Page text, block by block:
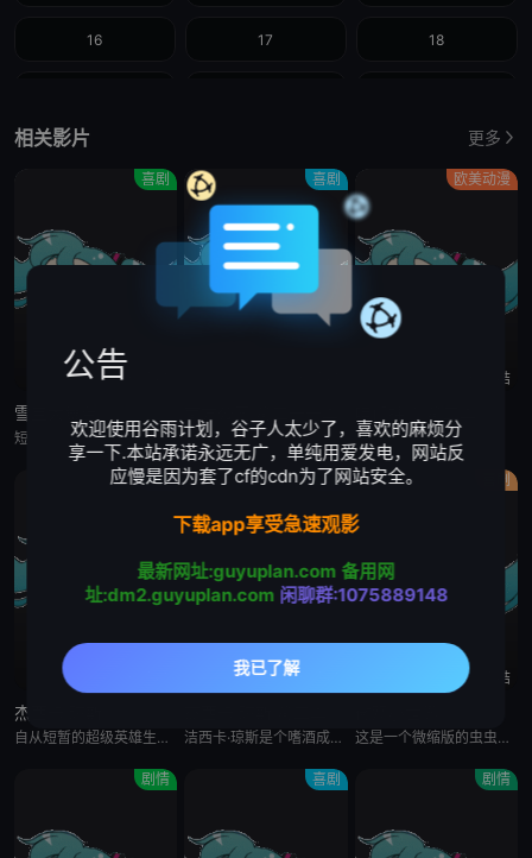
16 17 18
22
26
相关影片 更多
喜剧
雪宝大舞台
短片集中，雪宝将要模仿五部迪士尼经典动漫作品，上演歌舞秀，其中包括：《狮子王》、《小美人鱼》、《阿拉丁》、《魔发奇缘》、《海洋奇缘》。
喜剧
《辛普森一家》是美国福克斯广播公司的一部动画情景喜剧，由马特·格勒宁创作。该剧通过展现霍默、玛琦、巴特、莉萨和玛吉一家五口的生活，讽刺性地勾勒出了居住在美国心脏地带人们的生活方式。空间设定于虚构小镇春
欧美动漫
已完结
剧情
杰西卡:琼斯
自从短暂的超级英雄生涯悲剧收场后，杰西卡·琼斯成为了纽约地狱厨房地区暴躁、尖刻的私家侦探，开始重塑自己的生活和事业。但由于深受严重的创伤后应激障碍的影响，杰西卡需要对抗外压、战胜心魔，必要时还得用到她
剧情
已完结
洁西卡·琼斯是个嗜酒成性、容易发怒、生活混乱的女人，尝试在纽约市靠做私家侦探维生。她能力超强，但却被黑暗的过去阴魂不散地阻碍她成为真正的英雄。
喜剧
已完结
这是一个微缩版的虫虫世界。每个故事的主角都是小昆虫，在5分钟的时间里，通篇没有一句语言和对白，以纪录片的风格描述虫虫们的生态环境，同时又演绎出了生动幽默的故事来。爱欺负人的瓢虫、遵守交通规则的蜜蜂、喊
剧情 喜剧 剧情
公告
欢迎使用谷雨计划，谷子人太少了，喜欢的麻烦分
享一下.本站承诺永远无广，单纯用爱发电，网站反
应慢是因为套了cf的cdn为了网站安全。
下载app享受急速观影
最新网址:guyuplan.com 备用网
址:dm2.guyuplan.com 闲聊群:1075889148